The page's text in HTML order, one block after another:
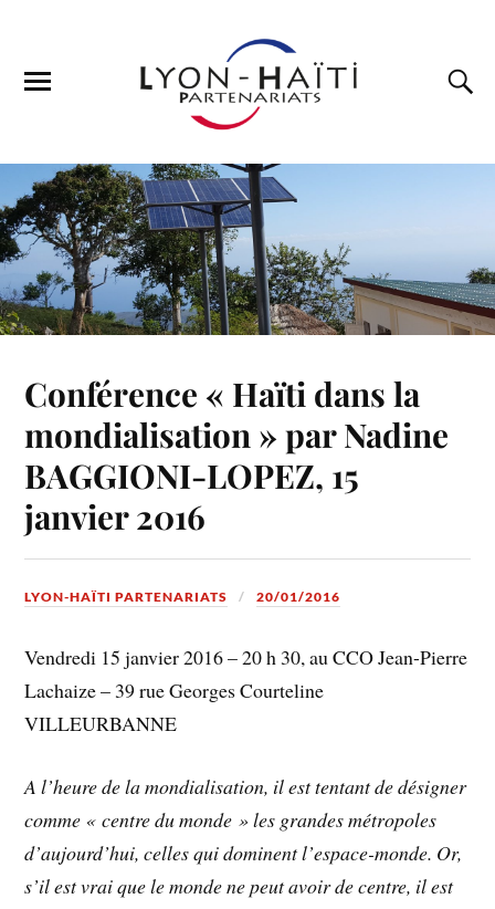
Conférence « Haïti dans la
mondialisation » par Nadine
BAGGIONI-LOPEZ, 15
janvier 2016
LYON-HAÏTI PARTENARIATS 20/01/2016
Vendredi 15 janvier 2016 – 20 h 30, au CCO Jean-Pierre
Lachaize – 39 rue Georges Courteline
VILLEURBANNE
A l’heure de la mondialisation, il est tentant de désigner
comme « centre du monde » les grandes métropoles
d’aujourd’hui, celles qui dominent l’espace-monde. Or,
s’il est vrai que le monde ne peut avoir de centre, il est